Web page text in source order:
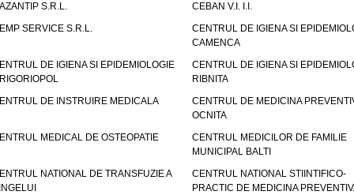
S.R.L.
CEBAN V.I. I.I.
SERVICE S.R.L.
CENTRUL DE IGIENA SI
CAMENCA
DE IGIENA SI EPIDEMIOLOGIE
CENTRUL DE IGIENA SI
RIBNITA
DE INSTRUIRE MEDICALA
CENTRUL DE MEDICINA
OCNITA
MEDICAL DE OSTEOPATIE
CENTRUL MEDICILOR DE FAMILIE
MUNICIPAL BALTI
NATIONAL DE TRANSFUZIE A
CENTRUL NATIONAL STIINTIFICO-
PRACTIC DE MEDICINA